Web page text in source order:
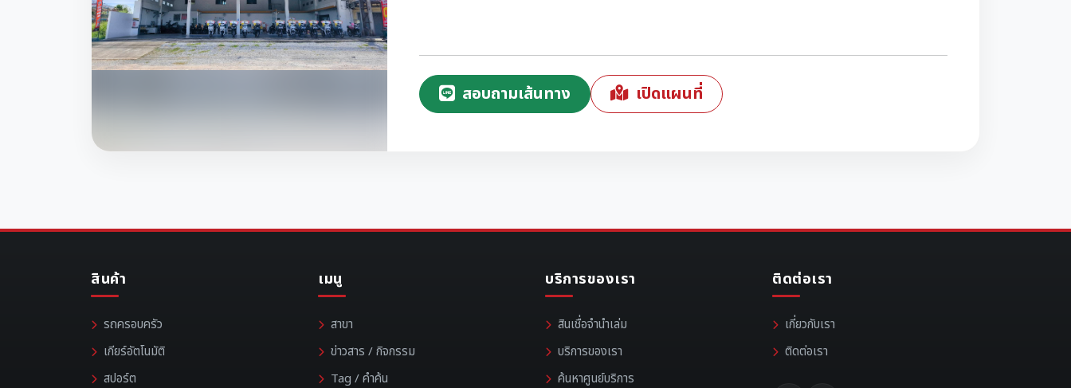
สอบถามเส้นทาง เปิดแผนที่
สินค้า
รถครอบครัว
เกียร์อัตโนมัติ
สปอร์ต
เมนู
สาขา
ข่าวสาร / กิจกรรม
Tag / คำค้น
บริการของเรา
สินเชื่อจำนำเล่ม
บริการของเรา
ค้นหาศูนย์บริการ
ติดต่อเรา
เกี่ยวกับเรา
ติดต่อเรา